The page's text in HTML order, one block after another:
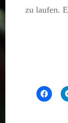
zu laufen.